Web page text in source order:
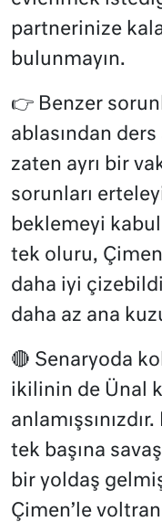
partnerinize
bulunmayın.
👉 Benzer
ablasından
zaten ayrı bir
sorunları
beklemeyi
tek oluru,
daha iyi
daha az ana
🔴 Senaryoda
ikilinin de Ünal
tek başına
bir yoldaş
Çimen’le